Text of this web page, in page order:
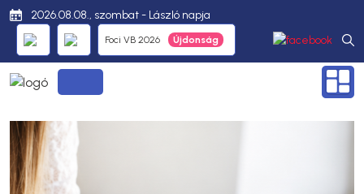
2026.08.08., szombat - László napja
Foci VB 2026